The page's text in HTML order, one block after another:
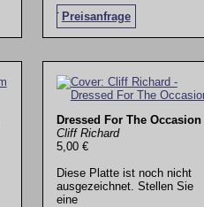
Preisanfrage
.
Dressed For The Occasion
Cliff Richard
5,00 €
Diese Platte ist noch nicht
ausgezeichnet. Stellen Sie
eine